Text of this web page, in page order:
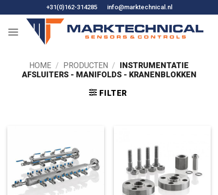
naar
+31(0)162-314285 info@marktechnical.nl
HOME / PRODUCTEN / INSTRUMENTATIE
AFSLUITERS - MANIFOLDS - KRANENBLOKKEN
FILTER